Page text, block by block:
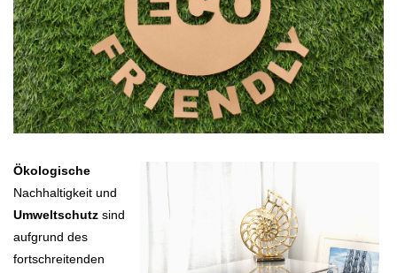
Ökologische
Nachhaltigkeit und
Umweltschutz sind
aufgrund des
fortschreitenden